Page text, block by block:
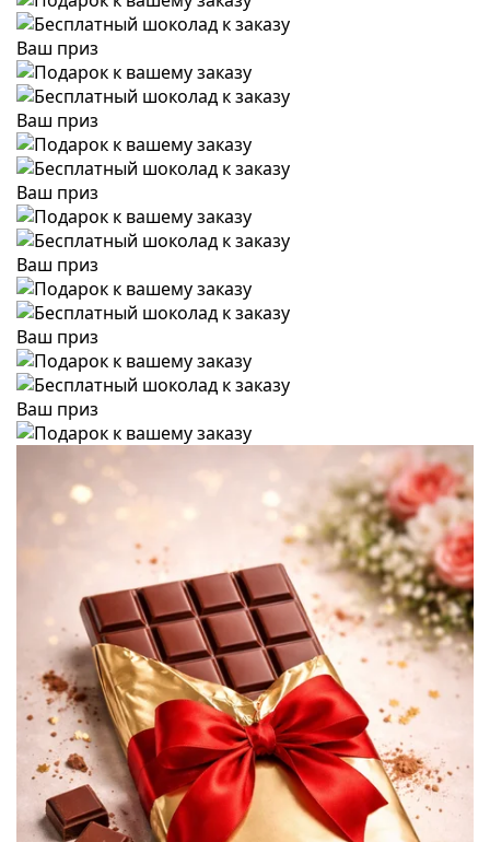
Ваш приз
Ваш приз
Ваш приз
Ваш приз
Ваш приз
Ваш приз